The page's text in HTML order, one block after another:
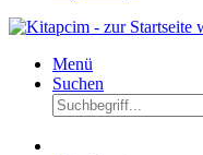
Menü
Suchen